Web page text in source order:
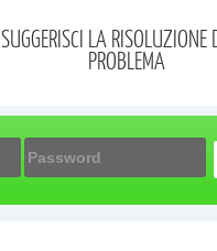
SUGGERISCI LA RISOLUZIONE
PROBLEMA